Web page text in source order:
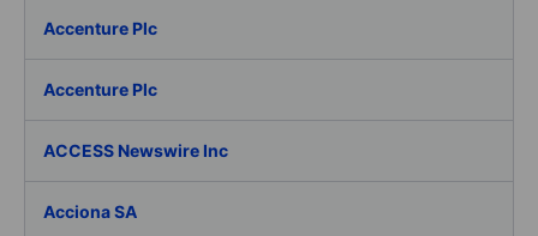
Accenture Plc
Accenture Plc
ACCESS Newswire Inc
Acciona SA